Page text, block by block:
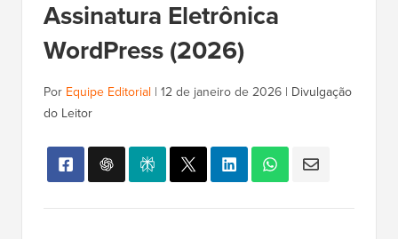
Assinatura Eletrônica
WordPress (2026)
Por Equipe Editorial | 12 de janeiro de 2026 | Divulgação
do Leitor